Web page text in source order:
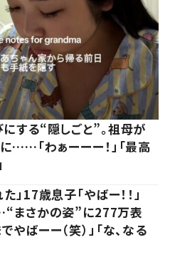
する“隠しごと”。祖母が
……「わぁーーー！」「最高
」17歳息子「やばー！！」
まさかの姿”に277万表
やばーー（笑）」「な、なる